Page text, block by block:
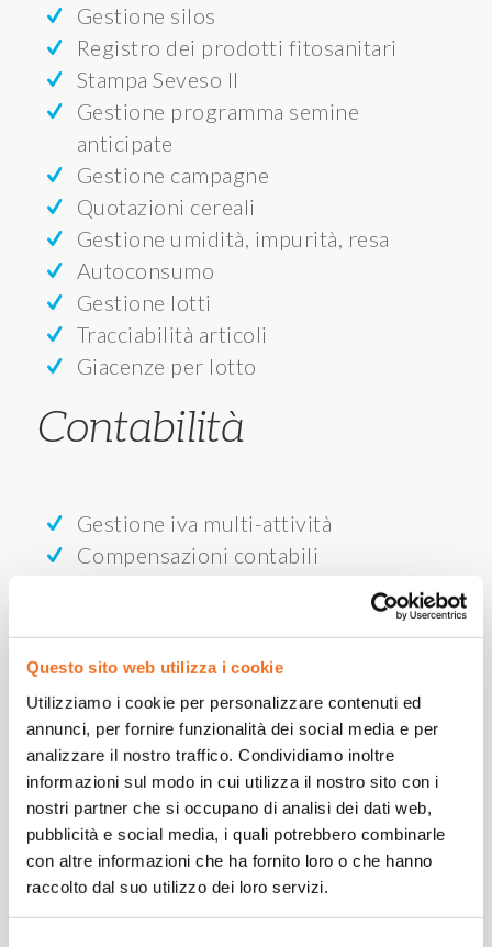
Questo sito web utilizza i cookie
Utilizziamo i cookie per personalizzare contenuti ed
annunci, per fornire funzionalità dei social media e per
analizzare il nostro traffico. Condividiamo inoltre
informazioni sul modo in cui utilizza il nostro sito con i
nostri partner che si occupano di analisi dei dati web,
pubblicità e social media, i quali potrebbero combinarle
con altre informazioni che ha fornito loro o che hanno
raccolto dal suo utilizzo dei loro servizi.
Gestione silos
Registro dei prodotti fitosanitari
Stampa Seveso II
Gestione programma semine
anticipate
Gestione campagne
Quotazioni cereali
Gestione umidità, impurità, resa
Autoconsumo
Gestione lotti
Tracciabilità articoli
Giacenze per lotto
Contabilità
Gestione iva multi-attività
Compensazioni contabili
Budget
Gestione plafond iva
Gestione articolo 62
Gestione stampe per ENR (Ente
Nazionale Risi)
Acquisti